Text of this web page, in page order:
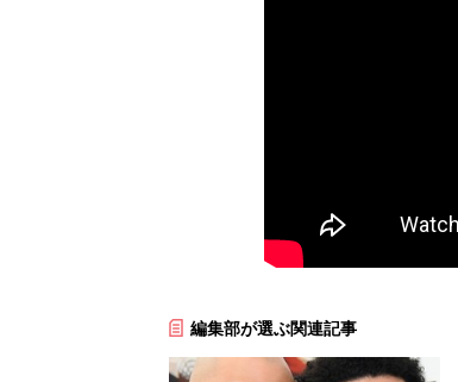
編集部が選ぶ関連記事